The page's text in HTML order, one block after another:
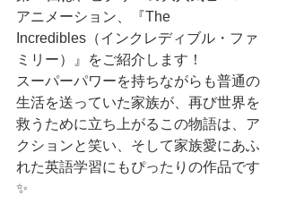
アニメーション、『The
Incredibles（インクレディブル・ファ
ミリー）』をご紹介します！
スーパーパワーを持ちながらも普通の
生活を送っていた家族が、再び世界を
救うために立ち上がるこの物語は、ア
クションと笑い、そして家族愛にあふ
れた英語学習にもぴったりの作品です
✨